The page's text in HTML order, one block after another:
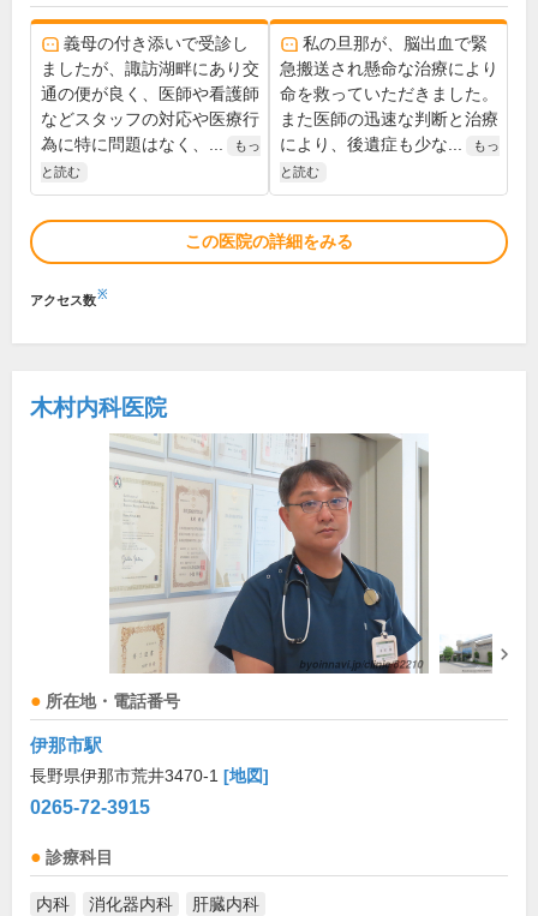
義母の付き添いで受診し
ましたが、諏訪湖畔にあり交
通の便が良く、医師や看護師
などスタッフの対応や医療行
為に特に問題はなく、...
もっ
と読む
私の旦那が、脳出血で緊
急搬送され懸命な治療により
命を救っていただきました。
また医師の迅速な判断と治療
により、後遺症も少な...
もっ
と読む
この医院の詳細をみる
アクセス数※
木村内科医院
所在地・電話番号
伊那市駅
長野県伊那市荒井3470-1 [地図]
0265-72-3915
診療科目
内科 消化器内科 肝臓内科